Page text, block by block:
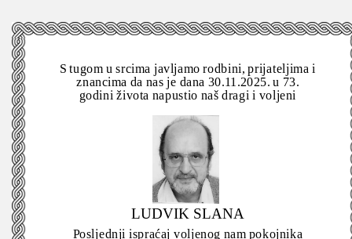
S tugom u srcima javljamo rodbini, prijateljima i
znancima da nas je dana 30.11.2025. u 73.
godini života napustio naš dragi i voljeni
LUDVIK SLANA
Posljednji ispraćaj voljenog nam pokojnika